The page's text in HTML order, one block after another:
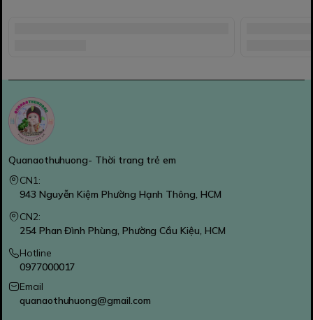
Quanaothuhuong- Thời trang trẻ em
CN1:
943 Nguyễn Kiệm Phường Hạnh Thông, HCM
CN2:
254 Phan Đình Phùng, Phường Cầu Kiệu, HCM
Hotline
0977000017
Email
quanaothuhuong@gmail.com